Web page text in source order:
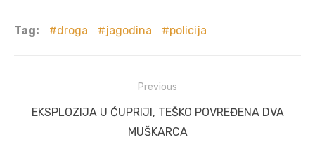
Tag: droga jagodina policija
navigation
Previous
Previous
EKSPLOZIJA U ĆUPRIJI, TEŠKO POVREĐENA DVA
MUŠKARCA